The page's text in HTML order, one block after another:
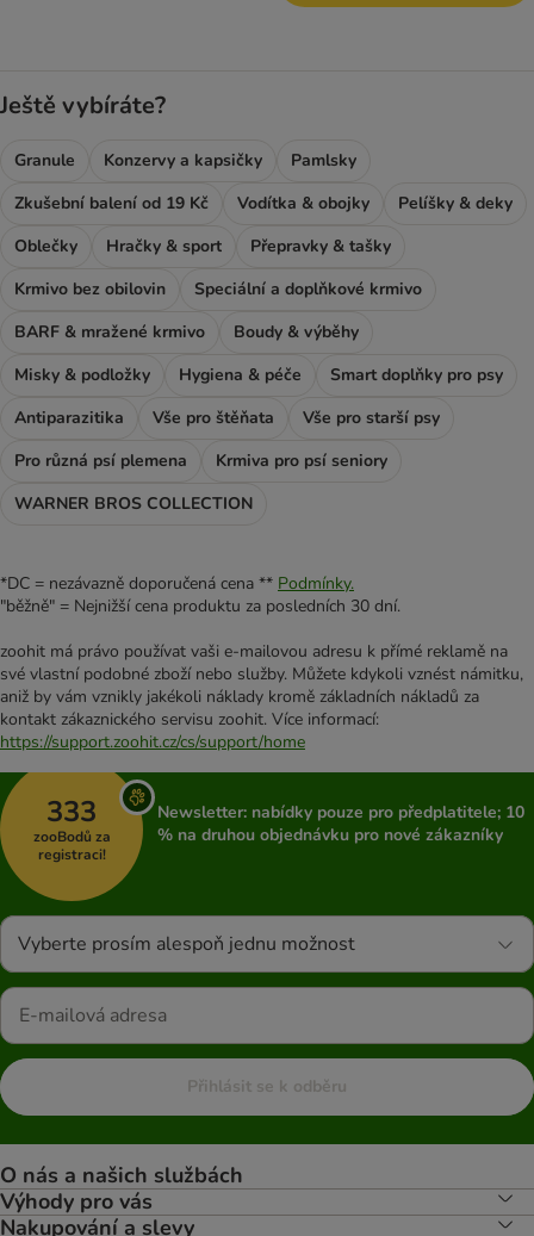
Ještě vybíráte?
Granule Konzervy a kapsičky
Pamlsky
Zkušební balení od 19 Kč
Vodítka & obojky
Pelíšky & deky
Oblečky
Hračky & sport
Přepravky & tašky
Krmivo bez obilovin
Speciální a doplňkové krmivo
BARF & mražené krmivo
Boudy & výběhy
Misky & podložky
Hygiena & péče
Smart doplňky pro psy
Antiparazitika
Vše pro štěňata
Vše pro starší psy
Pro různá psí plemena
Krmiva pro psí seniory
WARNER BROS COLLECTION
*DC = nezávazně doporučená cena ** Podmínky.
"běžně" = Nejnižší cena produktu za posledních 30 dní.
zoohit má právo používat vaši e-mailovou adresu k přímé reklamě na
své vlastní podobné zboží nebo služby. Můžete kdykoli vznést námitku,
aniž by vám vznikly jakékoli náklady kromě základních nákladů za
kontakt zákaznického servisu zoohit. Více informací:
https://support.zoohit.cz/cs/support/home
333
zooBodů za
registraci!
Newsletter: nabídky pouze pro předplatitele; 10
% na druhou objednávku pro nové zákazníky
Vyberte prosím alespoň jednu možnost
Přihlásit se k odběru
O nás a našich službách
Výhody pro vás
Nakupování a slevy